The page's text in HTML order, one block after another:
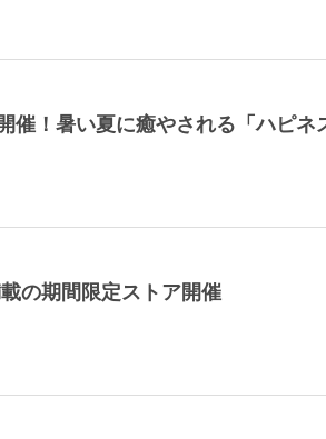
催！暑い夏に癒やされる「ハピネ
の期間限定ストア開催